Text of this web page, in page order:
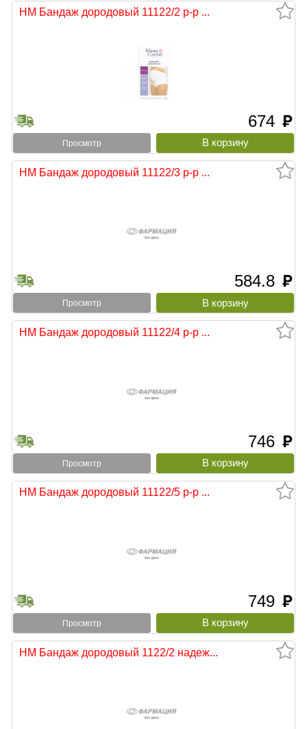
НМ Бандаж дородовый 11122/2 р-р ...
674 руб
Просмотр
НМ Бандаж дородовый 11122/3 р-р ...
584.8 руб
Просмотр
НМ Бандаж дородовый 11122/4 р-р ...
746 руб
Просмотр
НМ Бандаж дородовый 11122/5 р-р ...
749 руб
Просмотр
НМ Бандаж дородовый 1122/2 надеж...